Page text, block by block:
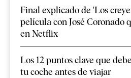
Final explicado de 'Los
película con José Coronado
en Netflix
Los 12 puntos clave que
tu coche antes de viajar